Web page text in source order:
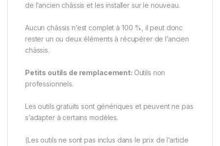
de l’ancien châssis et les installer sur le nouveau.
Aucun châssis n’est complet à 100 %, il peut donc
rester un ou deux éléments à récupérer de l’ancien
châssis.
Petits outils de remplacement: Outils non
professionnels.
Les outils gratuits sont génériques et peuvent ne pas
s’adapter à certains modèles.
(Les outils ne sont pas inclus dans le prix de l’article